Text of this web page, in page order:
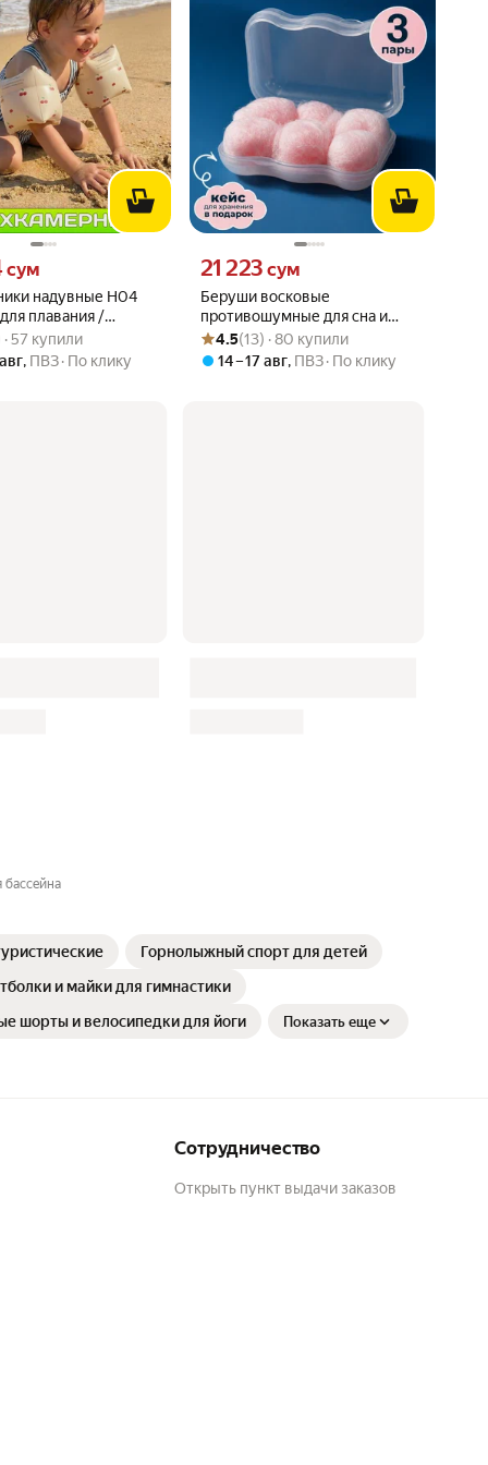
надувные Н04
плавания /
бежевый
сум вместо
сум
3.9 из 5
· 57 купили
· 57 купили
, ПВЗ По клику
Беруши восковые
противошумные для сна и
плавания и путешествий 3
пары
Цена 21223 сум вместо
21 223 сум
Рейтинг товара: 4.5 из 5
Оценок: (13) · 80 купили
4.5(13) · 80 купили
14 – 17 авг, ПВЗ По клику
бассейна
Горнолыжный спорт для детей
и майки для гимнастики
шорты и велосипедки для йоги Показать еще
Сотрудничество
Открыть пункт выдачи заказов